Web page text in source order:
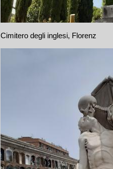
Cimitero degli inglesi, Florenz